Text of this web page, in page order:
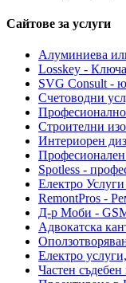
Сайтове за услуги
Алуминиева
Losskey -
SVG Consult -
Счетоводни
Строителни
Интериорен
Spotless -
Електро
RemontPros -
Д-р Моби -
Адвокатска
Електро
Частен